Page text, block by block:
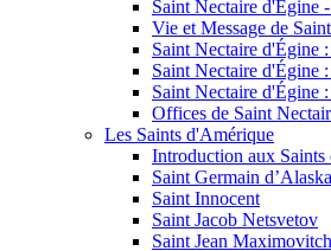
Saint Nectaire d'Égine
Vie et Message de
Saint Nectaire d'Égine
Saint Nectaire d'Égine
Saint Nectaire d'Égine
Offices de Saint
Les Saints d'Amérique
Introduction aux
Saint Germain d’Alaska
Saint Innocent
Saint Jacob Netsvetov
Saint Jean Maximovitch